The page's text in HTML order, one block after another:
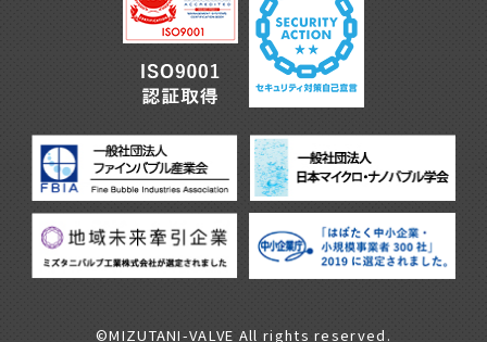
©MIZUTANI-VALVE All rights reserved.